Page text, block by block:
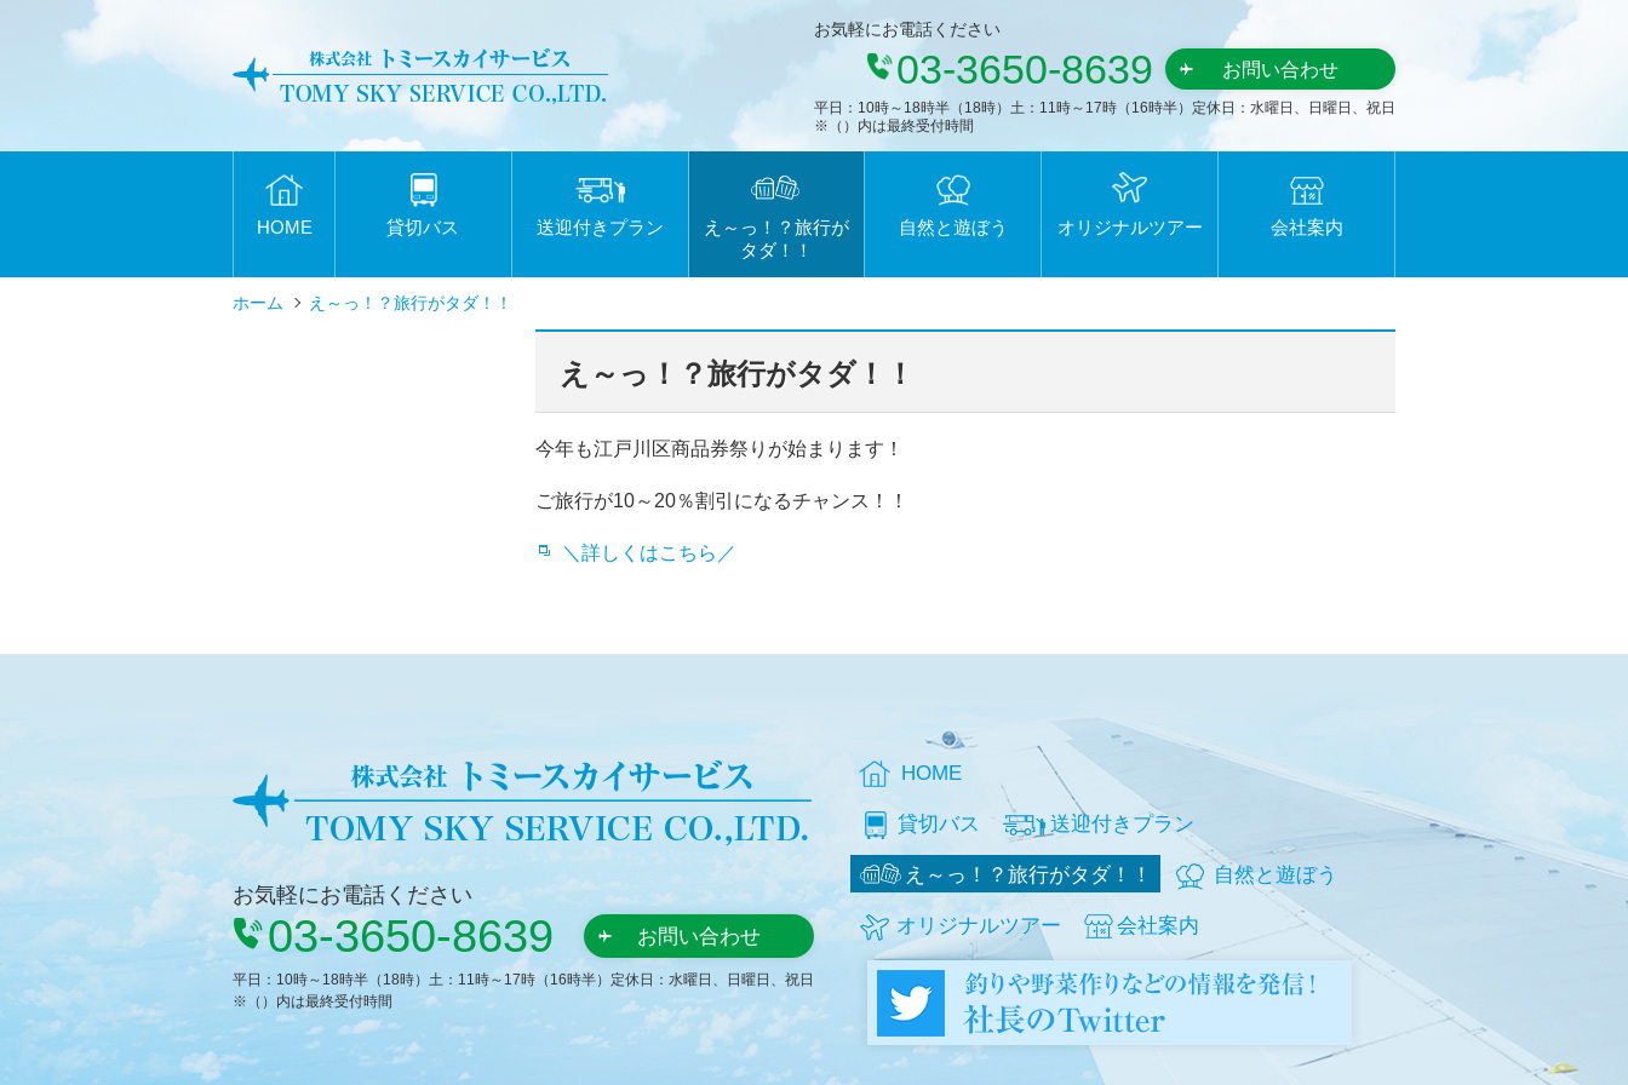
お気軽にお電話ください
03-3650-8639 お問い合わせ
平日：10時～18時半（18時）土：11時～17時（16時半）定休日：水曜日、日曜日、祝日
※（）内は最終受付時間
HOME 貸切バス 送迎付きプラン
え～っ！？旅行が
タダ！！
自然と遊ぼう オリジナルツアー 会社案内
ホーム え～っ！？旅行がタダ！！
え～っ！？旅行がタダ！！
今年も江戸川区商品券祭りが始まります！
ご旅行が10～20％割引になるチャンス！！
＼詳しくはこちら／
お気軽にお電話ください
03-3650-8639 お問い合わせ
平日：10時～18時半（18時）土：11時～17時（16時半）定休日：水曜日、日曜日、祝日
※（）内は最終受付時間
HOME
貸切バス 送迎付きプラン
え～っ！？旅行がタダ！！ 自然と遊ぼう
オリジナルツアー 会社案内